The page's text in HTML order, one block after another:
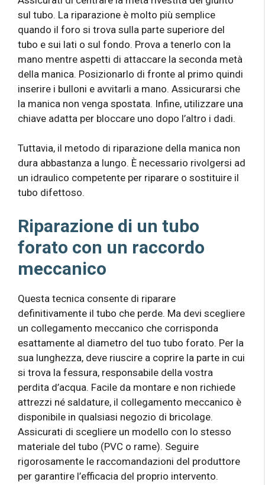
sul tubo. La riparazione è molto più semplice
quando il foro si trova sulla parte superiore del
tubo e sui lati o sul fondo. Prova a tenerlo con la
mano mentre aspetti di attaccare la seconda metà
della manica. Posizionarlo di fronte al primo quindi
inserire i bulloni e avvitarli a mano. Assicurarsi che
la manica non venga spostata. Infine, utilizzare una
chiave adatta per bloccare uno dopo l’altro i dadi.
Tuttavia, il metodo di riparazione della manica non
dura abbastanza a lungo. È necessario rivolgersi ad
un idraulico competente per riparare o sostituire il
tubo difettoso.
Riparazione di un tubo
forato con un raccordo
meccanico
Questa tecnica consente di riparare
definitivamente il tubo che perde. Ma devi scegliere
un collegamento meccanico che corrisponda
esattamente al diametro del tuo tubo forato. Per la
sua lunghezza, deve riuscire a coprire la parte in cui
si trova la fessura, responsabile della vostra
perdita d’acqua. Facile da montare e non richiede
attrezzi né saldature, il collegamento meccanico è
disponibile in qualsiasi negozio di bricolage.
Assicurati di scegliere un modello con lo stesso
materiale del tubo (PVC o rame). Seguire
rigorosamente le raccomandazioni del produttore
per garantire l’efficacia del proprio intervento.